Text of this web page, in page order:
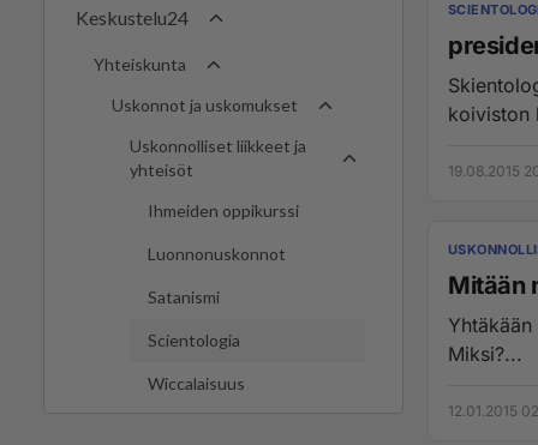
Keskustelu24
Yhteiskunta
Uskonnot ja uskomukset
Uskonnolliset liikkeet ja
yhteisöt
Ihmeiden oppikurssi
Luonnonuskonnot
Satanismi
Scientologia
Wiccalaisuus
koiviston
19.08.2015
Mitään
Miksi?...
12.01.2015